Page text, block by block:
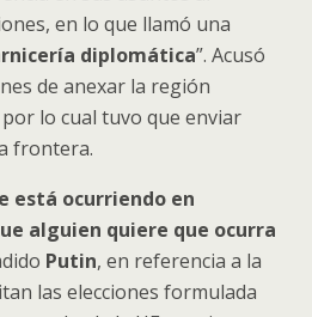
en lo que llamó una
diplomática”. Acusó
de anexar la región
por lo cual tuvo que enviar
frontera.
está ocurriendo en
alguien quiere que ocurra
Putin, en referencia a la
las elecciones formulada